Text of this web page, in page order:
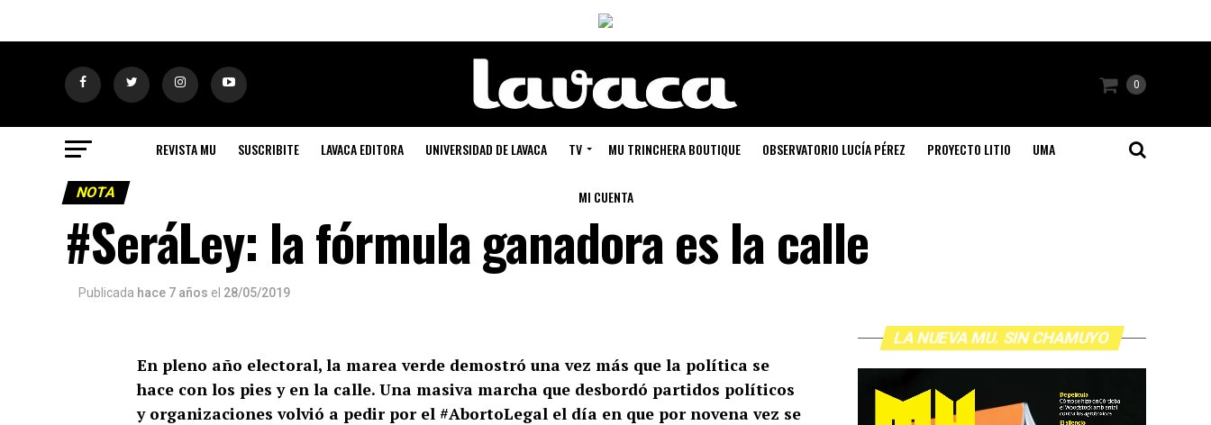
0
REVISTA MU SUSCRIBITE LAVACA EDITORA UNIVERSIDAD DE LAVACA TV MU TRINCHERA BOUTIQUE OBSERVATORIO LUCÍA PÉREZ PROYECTO LITIO UMA
MI CUENTA
NOTA
#SeráLey: la fórmula ganadora es la calle
Publicada hace 7 años el 28/05/2019
En pleno año electoral, la marea verde demostró una vez más que la política se
hace con los pies y en la calle. Una masiva marcha que desbordó partidos políticos
y organizaciones volvió a pedir por el #AbortoLegal el día en que por novena vez se
LA NUEVA MU. SIN CHAMUYO